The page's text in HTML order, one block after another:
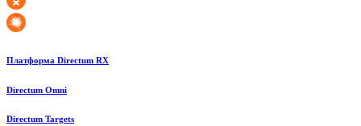
Платформа Directum RX
Directum Omni
Directum Targets